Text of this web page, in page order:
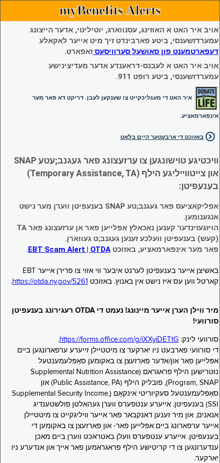
myBenefits Alerts
אויב איר האט א האוזינג, עסנווארג, יוטיליטי, אדער הייצונג
עמערדזשענסי, ביטע פארבינדט זיך מיט אייער לאקאלע
דעפארטמענט פון סאושעל סערוויסעסזאפארט.
אויב איר האט א לעבנס-דראענדע אדער מעדיצינישע
עמערדזשענסי, ביטע רופט 911.
איר האט די מעגליכקייט צו שענקען לעבן. דריקט דא פאר מער
אינפארמאציע.
באזוכט די ארבעטער היים בלאט
וויכטיגע טוישונגען צו ערזעצונג פאר געגנב;עטע SNAP
און צייטווייליגע הילף (Temporary Assistance, TA)
בענעפיטן:
אפליקאציעס פאר געגנב;טע SNAP בענעפיטן ווערן מער נישט
אנגענומען.
הויזגעזינדער קענען נאכאלץ אפּלייען פאר אן ערזעצונג פאר TA
(קעש) בענעפיטן וועלכע זענען געגנב;ט געווארן.
פאר מער אינפארמאציע, באזוכטEBT Scam Alert | OTDA
.
באשיצן אייער בענעפיטן לערנט איבער ווי אזוי צו פרירן אייער EBT
קארטל ווען עס איז נישט אין באנוץ. באזוכט https://otda.ny.gov/5261
.
מיר ווילן הערן אייער מיינונג! נעמט די OTDA רעגירונג בענעפיטן
סורוועי!
סורוועי לינק: https://forms.office.com/g/iXXyiDETtG
.
די סורוועי פארבעט ניו יארקער צו מיטטיילן זייערע ערפארונגען ביים
אפּלייען פאר און/אדער פארזעצן צו באקומען סאָפּלעמענטעל
נוּטרישען הילף פראגראם (Supplemental Nutrition Assistance
Program, SNAP), פובליק הילף (Public Assistance, PA) און
סאָפּלעמענטעל סעקיוריטי אינקאָם (Supplemental Security Income,
SSI) בענעפיטן. אייערע ענטפערס ווערן געהאלטן פולשטענדיג
אנאנים, און מיר זענען דאנקבאר פאר אייער וויליגקייט צו מיטטיילן
אייער ערפארונג ביים אפּלייען פאר- און פארזעצן צו באקומען די
בענעפיטן. אייערע ענטפערס וועלן באטראכט ווערן ביים מאכן
ענדערונגען צו די קריטישע הילף פראגראמען פאר אייך און אנדערע ניו
יארקער.